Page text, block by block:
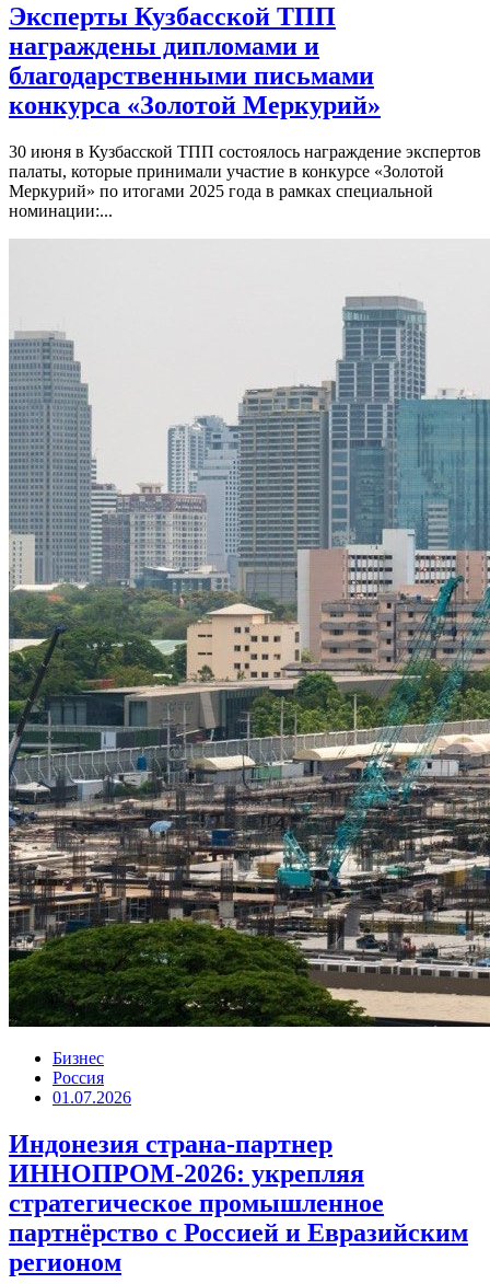
Эксперты Кузбасской ТПП
награждены дипломами и
благодарственными письмами
конкурса «Золотой Меркурий»
30 июня в Кузбасской ТПП состоялось награждение экспертов
палаты, которые принимали участие в конкурсе «Золотой
Меркурий» по итогами 2025 года в рамках специальной
номинации:...
Бизнес
Россия
01.07.2026
Индонезия страна-партнер
ИННОПРОМ-2026: укрепляя
стратегическое промышленное
партнёрство с Россией и Евразийским
регионом